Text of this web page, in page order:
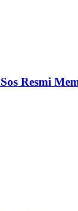
Resmi